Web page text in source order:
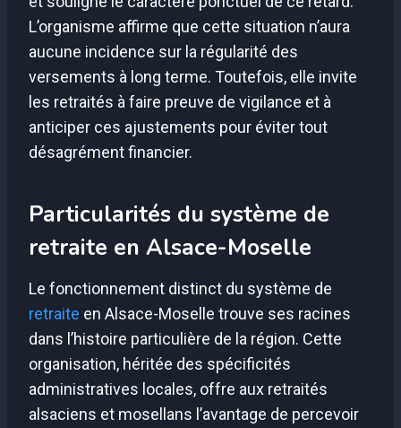
L’organisme affirme que cette situation n’aura
aucune incidence sur la régularité des
versements à long terme. Toutefois, elle invite
les retraités à faire preuve de vigilance et à
anticiper ces ajustements pour éviter tout
désagrément financier.
Particularités du système de
retraite en Alsace-Moselle
Le fonctionnement distinct du système de
retraite en Alsace-Moselle trouve ses racines
dans l’histoire particulière de la région. Cette
organisation, héritée des spécificités
administratives locales, offre aux retraités
alsaciens et mosellans l’avantage de percevoir